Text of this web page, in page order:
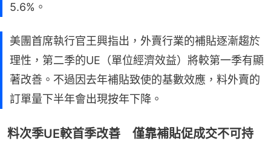
5.6%。
美團首席執行官王興指出，外賣行業的補貼逐漸趨於
理性，第二季的UE（單位經濟效益）將較第一季有顯
著改善。不過因去年補貼致使的基數效應，料外賣的
訂單量下半年會出現按年下降。
料次季UE較首季改善 僅靠補貼促成交不可持